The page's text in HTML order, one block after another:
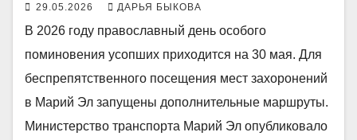
29.05.2026 ДАРЬЯ БЫКОВА
В 2026 году православный день особого
поминовения усопших приходится на 30 мая. Для
беспрепятственного посещения мест захоронений
в Марий Эл запущены дополнительные маршруты.
Министерство транспорта Марий Эл опубликовало